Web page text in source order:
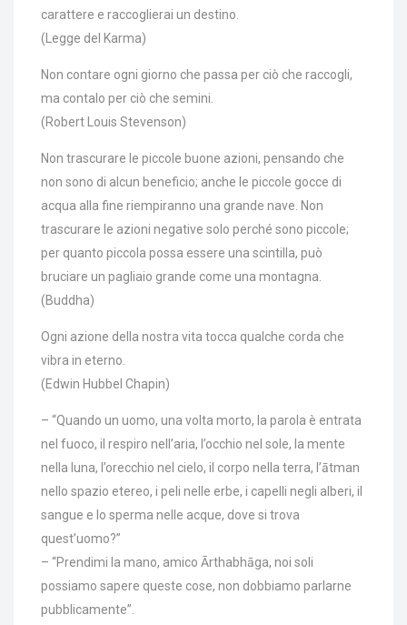
carattere e raccoglierai un destino.
(Legge del Karma)
Non contare ogni giorno che passa per ciò che raccogli,
ma contalo per ciò che semini.
(Robert Louis Stevenson)
Non trascurare le piccole buone azioni, pensando che
non sono di alcun beneficio; anche le piccole gocce di
acqua alla fine riempiranno una grande nave. Non
trascurare le azioni negative solo perché sono piccole;
per quanto piccola possa essere una scintilla, può
bruciare un pagliaio grande come una montagna.
(Buddha)
Ogni azione della nostra vita tocca qualche corda che
vibra in eterno.
(Edwin Hubbel Chapin)
– “Quando un uomo, una volta morto, la parola è entrata
nel fuoco, il respiro nell’aria, l’occhio nel sole, la mente
nella luna, l’orecchio nel cielo, il corpo nella terra, l’ātman
nello spazio etereo, i peli nelle erbe, i capelli negli alberi, il
sangue e lo sperma nelle acque, dove si trova
quest’uomo?”
– “Prendimi la mano, amico Ārthabhāga, noi soli
possiamo sapere queste cose, non dobbiamo parlarne
pubblicamente”.